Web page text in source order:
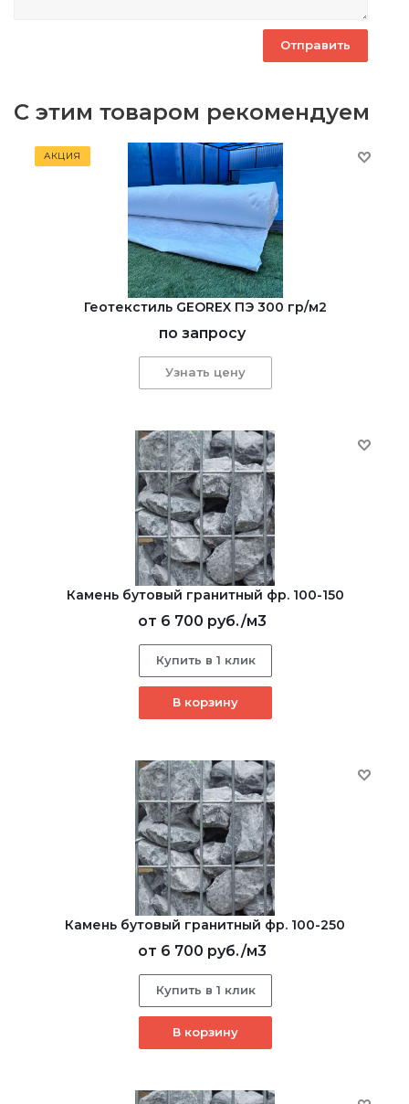
С этим товаром рекомендуем
АКЦИЯ
Геотекстиль GEOREX ПЭ 300 гр/м2
по запросу
Узнать цену
Камень бутовый гранитный фр. 100-150
от 6 700 руб./м3
Купить в 1 клик
В корзину
Камень бутовый гранитный фр. 100-250
от 6 700 руб./м3
Купить в 1 клик
В корзину